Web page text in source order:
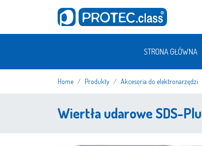
STRONA GŁÓWNA
Home Produkty Akcesoria do elektronarzędzi
Wiertła udarowe SDS-